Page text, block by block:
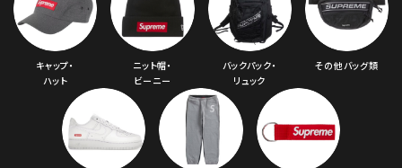
シーズンから探す
並び順
価格から探す
円 ～
キャップ・
ハット
ニット帽・
ビーニー
バックパック・
リュック
その他バッグ類